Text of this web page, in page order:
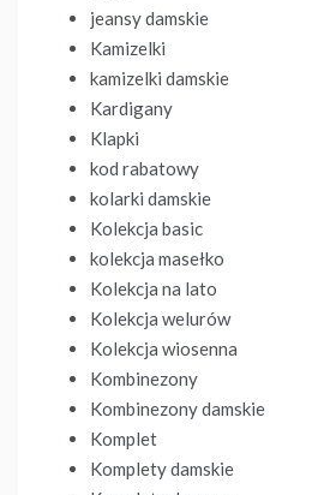
jeansy damskie
Kamizelki
kamizelki damskie
Kardigany
Klapki
kod rabatowy
kolarki damskie
Kolekcja basic
kolekcja masełko
Kolekcja na lato
Kolekcja welurów
Kolekcja wiosenna
Kombinezony
Kombinezony damskie
Komplet
Komplety damskie